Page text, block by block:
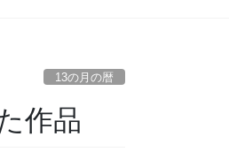
13の月の暦
作品